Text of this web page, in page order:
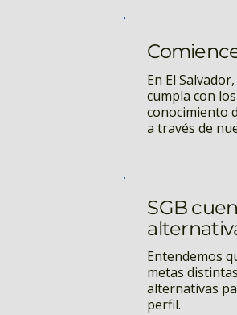
En El
cumpla con
conocimiento
a través de
SGB
Entendemos
metas
alternativas
perfil.